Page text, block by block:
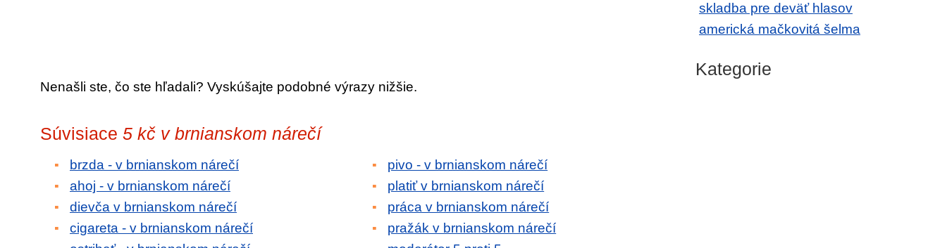
Nenašli ste, čo ste hľadali? Vyskúšajte podobné výrazy nižšie.
Súvisiace 5 kč v brnianskom nárečí
brzda - v brnianskom nárečí
ahoj - v brnianskom nárečí
dievča v brnianskom nárečí
cigareta - v brnianskom nárečí
pivo - v brnianskom nárečí
platiť v brnianskom nárečí
práca v brnianskom nárečí
pražák v brnianskom nárečí
skladba pre deväť hlasov
americká mačkovitá šelma
Kategorie